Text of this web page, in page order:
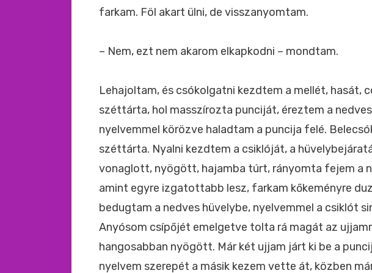
farkam. Föl akart ülni, de visszanyomtam.
– Nem, ezt nem akarom elkapkodni – mondtam.
Lehajoltam, és csókolgatni kezdtem a mellét, hasát,
széttárta, hol masszírozta punciját, éreztem a
nyelvemmel körözve haladtam a puncija felé.
széttárta. Nyalni kezdtem a csiklóját, a
vonaglott, nyögött, hajamba túrt, rányomta fejem a
amint egyre izgatottabb lesz, farkam kőkeményre
bedugtam a nedves hüvelybe, nyelvemmel a csiklót
Anyósom csípőjét emelgetve tolta rá magát az
hangosabban nyögött. Már két ujjam járt ki be a
nyelvem szerepét a másik kezem vette át, közben